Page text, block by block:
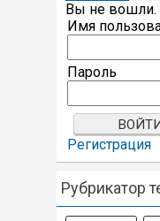
Вы не вошли.
Имя
Пароль
Регистрация
Рубрикатор